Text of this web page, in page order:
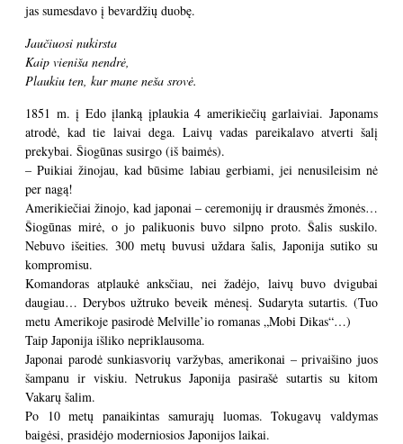
jas sumesdavo į bevardžių duobę.
Jaučiuosi nukirsta
Kaip vieniša nendrė,
Plaukiu ten, kur mane neša srovė.
1851 m. į Edo įlanką įplaukia 4 amerikiečių garlaiviai. Japonams
atrodė, kad tie laivai dega. Laivų vadas pareikalavo atverti šalį
prekybai. Šiogūnas susirgo (iš baimės).
– Puikiai žinojau, kad būsime labiau gerbiami, jei nenusileisim nė
per nagą!
Amerikiečiai žinojo, kad japonai – ceremonijų ir drausmės žmonės…
Šiogūnas mirė, o jo palikuonis buvo silpno proto. Šalis suskilo.
Nebuvo išeities. 300 metų buvusi uždara šalis, Japonija sutiko su
kompromisu.
Komandoras atplaukė anksčiau, nei žadėjo, laivų buvo dvigubai
daugiau… Derybos užtruko beveik mėnesį. Sudaryta sutartis. (Tuo
metu Amerikoje pasirodė Melville’io romanas „Mobi Dikas“…)
Taip Japonija išliko nepriklausoma.
Japonai parodė sunkiasvorių varžybas, amerikonai – privaišino juos
šampanu ir viskiu. Netrukus Japonija pasirašė sutartis su kitom
Vakarų šalim.
Po 10 metų panaikintas samurajų luomas. Tokugavų valdymas
baigėsi, prasidėjo moderniosios Japonijos laikai.